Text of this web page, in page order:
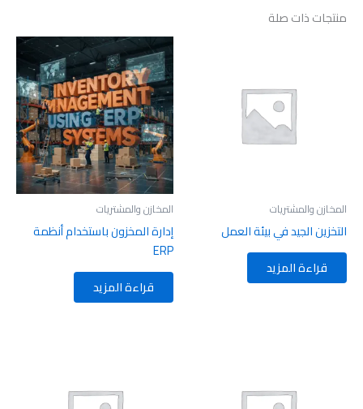
منتجات ذات صلة
المخازن والمشتريات
التخزين الجيد في بيئة العمل
قراءة المزيد
المخازن والمشتريات
إدارة المخزون باستخدام أنظمة
ERP
قراءة المزيد